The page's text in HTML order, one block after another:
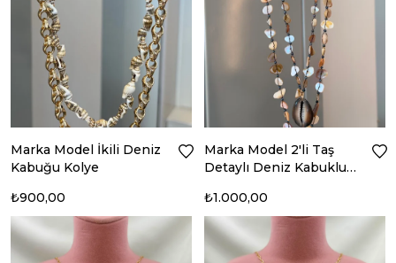
Marka Model İkili Deniz
Kabuğu Kolye
₺900,00
Marka Model 2'li Taş
Detaylı Deniz Kabuklu
₺1.000,00